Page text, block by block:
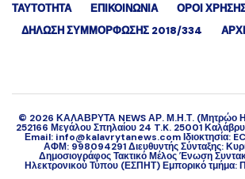
ΤΑΥΤΟΤΗΤΑ ΕΠΙΚΟΙΝΩΝΙΑ
ΟΡΟΙ
ΔΉΛΩΣΗ ΣΥΜΜΌΡΦΩΣΗΣ 2018/334
© 2026 ΚΑΛΑΒΡΥΤΑ NEWS ΑΡ. Μ.Η.Τ. (Μητρώο
252166 Μεγάλου Σπηλαίου 24 T.K. 25001
Εmail: info@kalavrytanews.com Ιδιοκτησία:
ΑΦΜ: 998094291 Διευθυντής Σύνταξης:
Δημοσιογράφος Τακτικό Μέλος Ένωση
Ηλεκτρονικού Τύπου (ΕΣΠΗΤ) Εμπορικό τμήμα: